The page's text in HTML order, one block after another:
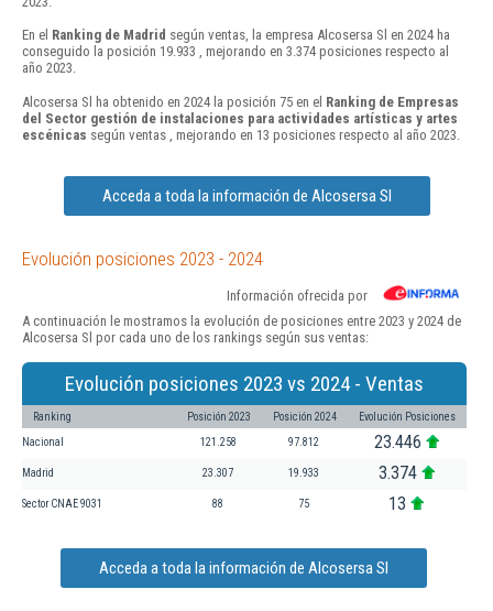
En el Ranking de Madrid según ventas, la empresa Alcosersa Sl en 2024 ha
conseguido la posición 19.933 , mejorando en 3.374 posiciones respecto al
año 2023.
Alcosersa Sl ha obtenido en 2024 la posición 75 en el Ranking de Empresas
del Sector gestión de instalaciones para actividades artísticas y artes
escénicas según ventas , mejorando en 13 posiciones respecto al año 2023.
Acceda a toda la información de Alcosersa Sl
Evolución posiciones 2023 - 2024
Información ofrecida por
A continuación le mostramos la evolución de posiciones entre 2023 y 2024 de
Alcosersa Sl por cada uno de los rankings según sus ventas:
Evolución posiciones 2023 vs 2024 - Ventas
Ranking Posición 2023 Posición 2024 Evolución Posiciones
Nacional 121.258 97.812 23.446
Madrid 23.307 19.933 3.374
Sector CNAE 9031 88 75 13
Acceda a toda la información de Alcosersa Sl